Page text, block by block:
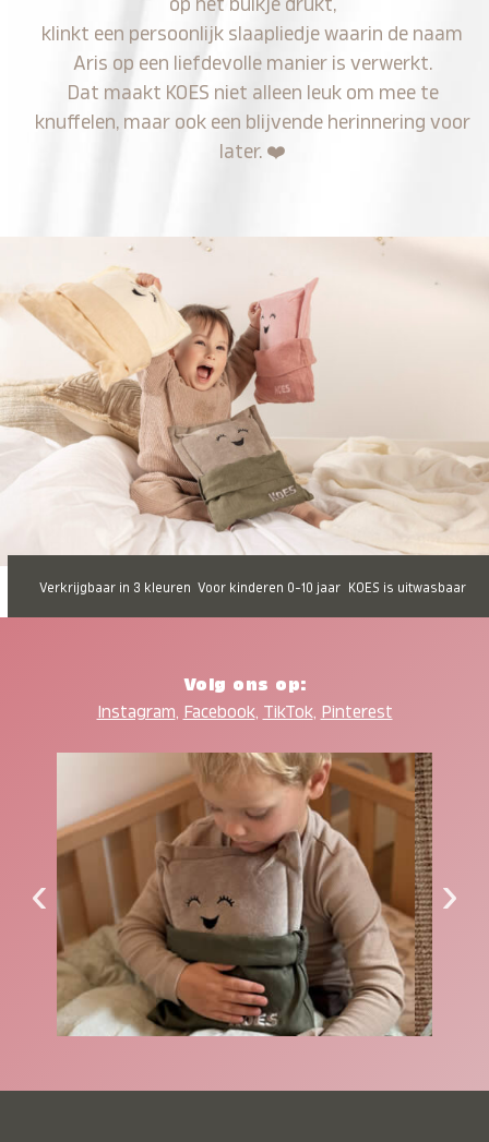
op het buikje drukt,
klinkt een persoonlijk slaapliedje waarin de naam
Aris op een liefdevolle manier is verwerkt.
Dat maakt KOES niet alleen leuk om mee te
knuffelen, maar ook een blijvende herinnering voor
later. ❤️
Verkrijgbaar in 3 kleuren Voor kinderen 0-10 jaar KOES is uitwasbaar
Volg ons op:
Instagram, Facebook, TikTok, Pinterest
‹ ›